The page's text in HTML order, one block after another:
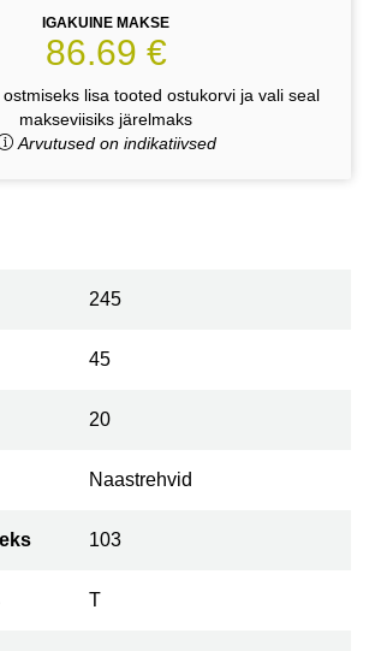
IGAKUINE MAKSE
86.69 €
lisa tooted ostukorvi ja vali seal
makseviisiks järelmaks
Arvutused on indikatiivsed
245
45
20
Naastrehvid
103
T